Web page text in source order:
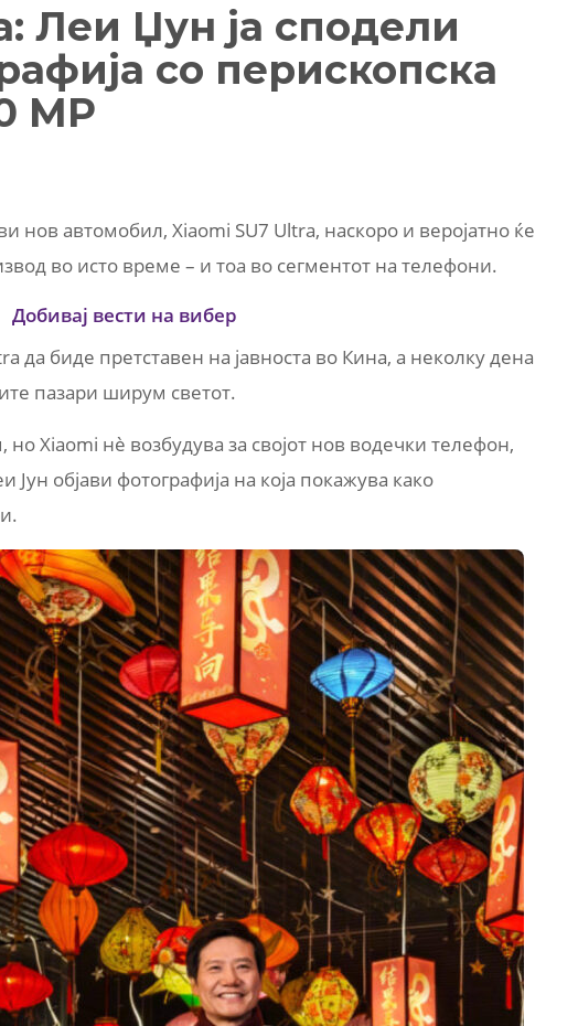
Леи Џун ја сподели
со перископска
MP
нов автомобил, Xiaomi SU7 Ultra, наскоро и веројатно ќе
во исто време – и тоа во сегментот на телефони.
Добивај вести на вибер
да биде претставен на јавноста во Кина, а неколку дена
пазари ширум светот.
Xiaomi нè возбудува за својот нов водечки телефон,
објави фотографија на која покажува како